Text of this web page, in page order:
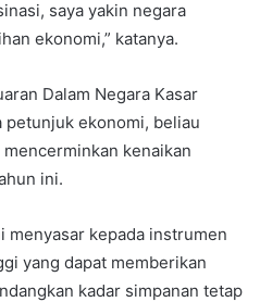
saya yakin negara
ekonomi,” katanya.
Dalam Negara Kasar
petunjuk ekonomi, beliau
kenaikan
ini.
menyasar kepada instrumen
yang dapat memberikan
kadar simpanan tetap